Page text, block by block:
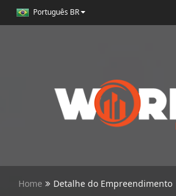
Português BR
Home Detalhe do Empreendimento